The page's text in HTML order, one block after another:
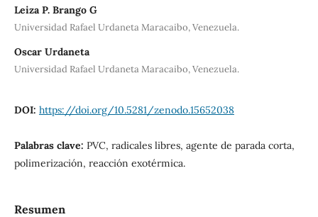
Leiza P. Brango G
Universidad Rafael Urdaneta Maracaibo, Venezuela.
Oscar Urdaneta
Universidad Rafael Urdaneta Maracaibo, Venezuela.
DOI: https://doi.org/10.5281/zenodo.15652038
Palabras clave: PVC, radicales libres, agente de parada corta,
polimerización, reacción exotérmica.
Resumen